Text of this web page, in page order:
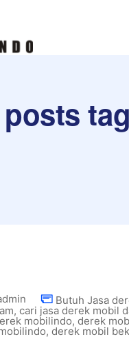
Butuh Jasa
, cari jasa derek mobil
mobilindo, derek
, derek mobil